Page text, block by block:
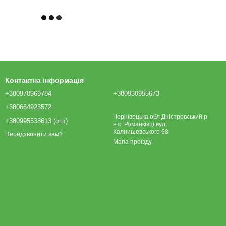
Контактна інформація
+380970969784
+380664923572
+380995538613 (опт)
Передзвонити вам?
+380930955673
Чернівецька обл Дністровський р-
н с. Романківці вул.
Калнишевського 68
Мапа проїзду